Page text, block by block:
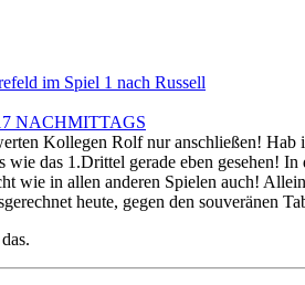
im Spiel 1 nach Russell
NACHMITTAGS
Kollegen Rolf nur anschließen! Hab
wie das 1.Drittel gerade eben
wie in allen anderen Spielen auch!
heute, gegen den souveränen